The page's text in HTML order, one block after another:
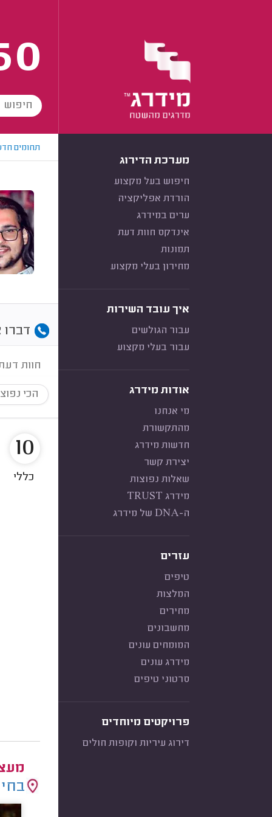
מערכת הדירוג
חיפוש בעל מקצוע
הורדת אפליקציה
ערים במידרג
אינדקס חוות דעת
תמונות
מחירון בעלי מקצוע
איך עובד השירות
עבור הגולשים
עבור בעלי מקצוע
אודות מידרג
מי אנחנו
מהתקשורת
חדשות מידרג
יצירת קשר
שאלות נפוצות
מידרג TRUST
ה-DNA של מידרג
עזרים
טיפים
המלצות
מחירים
מחשבונים
המומחים עונים
מידרג עונים
סרטוני טיפים
פרויקטים מיוחדים
דירוג עיריות וקופות חולים
תחומים
דברו
חוות
הכי
10
כללי